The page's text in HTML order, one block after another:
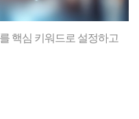
핵심 키워드로 설정하고